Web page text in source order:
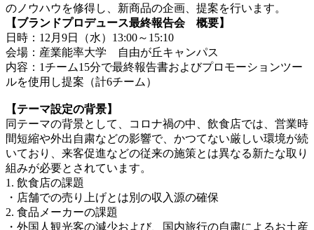
のノウハウを修得し、新商品の企画、提案を行います。
【ブランドプロデュース最終報告会 概要】
日時：12月9日（水）13:00～15:10
会場：産業能率大学 自由が丘キャンパス
内容：1チーム15分で最終報告書およびプロモーションツー
ルを使用し提案（計6チーム）
【テーマ設定の背景】
同テーマの背景として、コロナ禍の中、飲食店では、営業時
間短縮や外出自粛などの影響で、かつてない厳しい環境が続
いており、来客促進などの従来の施策とは異なる新たな取り
組みが必要とされています。
1. 飲食店の課題
・店舗での売り上げとは別の収入源の確保
2. 食品メーカーの課題
・外国人観光客の減少および、国内旅行の自粛によるお土産